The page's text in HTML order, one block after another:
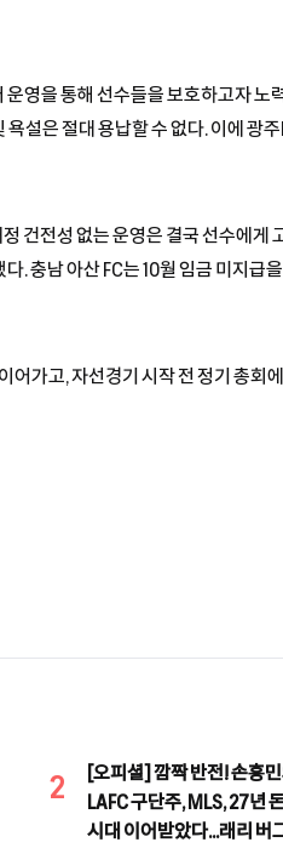
영을 통해 선수들을 보호하고자 노
설은 절대 용납할 수 없다. 이에 광
건전성 없는 운영은 결국 선수에게
충남 아산 FC는 10월 임금 미지급
가고, 자선경기 시작 전 정기 총회
2
[오피셜] 깜짝 반전! 손흥민
LAFC 구단주, MLS, 27년
시대 이어받았다...래리 버